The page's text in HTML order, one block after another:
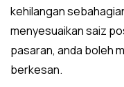
kehilangan
menyesuaikan saiz
pasaran, anda boleh
berkesan.